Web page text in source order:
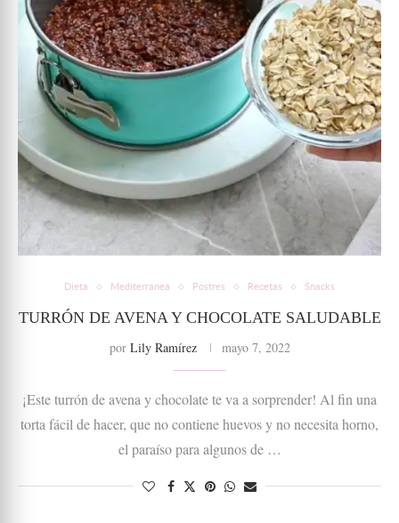
Dieta Mediterranea Postres Recetas Snacks
TURRÓN DE AVENA Y CHOCOLATE SALUDABLE
por Lily Ramírez mayo 7, 2022
¡Este turrón de avena y chocolate te va a sorprender! Al fin una
torta fácil de hacer, que no contiene huevos y no necesita horno,
el paraíso para algunos de …